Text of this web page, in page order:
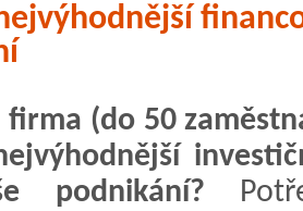
firma (do 50
podnikání?